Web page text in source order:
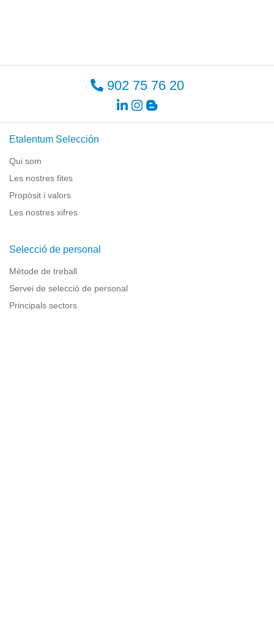
902 75 76 20
Etalentum Selección
Qui som
Les nostres fites
Propòsit i valors
Les nostres xifres
Selecció de personal
Mètode de treball
Servei de selecció de personal
Principals sectors